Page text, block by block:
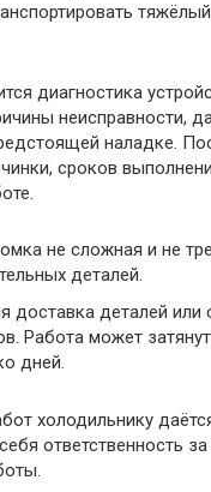
тяжёлый
диагностика
неисправности,
наладке.
сроков
не сложная и не
деталей.
доставка деталей или
Работа может
дней.
холодильнику
ответственность за